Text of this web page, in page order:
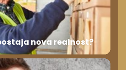
nova realnost?